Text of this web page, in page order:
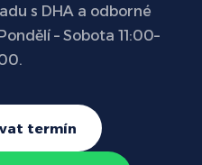
s DHA a odborné
– Sobota 11:00–
termín